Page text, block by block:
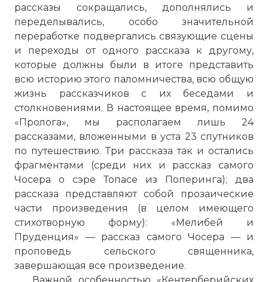
рассказы сокращались, дополнялись и
переделывались, особо значительной
переработке подвергались связующие сцены
и переходы от одного рассказа к другому,
которые должны были в итоге представить
всю историю этого паломничества, всю общую
жизнь рассказчиков с их беседами и
столкновениями. В настоящее время, помимо
«Пролога», мы располагаем лишь 24
рассказами, вложенными в уста 23 спутников
по путешествию. Три рассказа так и остались
фрагментами (среди них и рассказ самого
Чосера о сэре Топасе из Поперинга); два
рассказа представляют собой прозаические
части произведения (в целом имеющего
стихотворную форму): «Мелибей и
Пруденция» — рассказ самого Чосера — и
проповедь сельского священника,
завершающая все произведение.